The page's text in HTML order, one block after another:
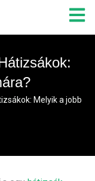
Melyik a jobb